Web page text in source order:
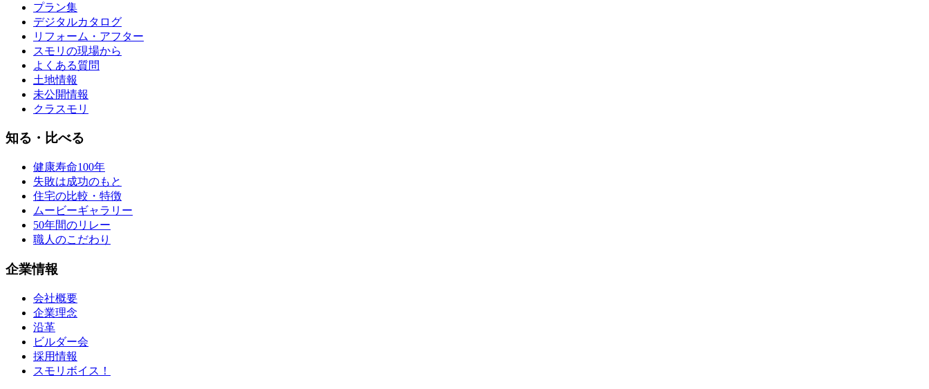
プラン集
デジタルカタログ
リフォーム・アフター
スモリの現場から
よくある質問
土地情報
未公開情報
クラスモリ
知る・比べる
健康寿命100年
失敗は成功のもと
住宅の比較・特徴
ムービーギャラリー
50年間のリレー
職人のこだわり
企業情報
会社概要
企業理念
沿革
ビルダー会
採用情報
スモリボイス！